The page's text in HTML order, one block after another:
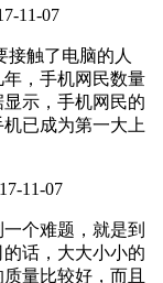
11-07
接触了电脑的人
，手机网民数量
示，手机网民的
已成为第一大上
11-07
个难题，就是到
话，大大小小的
量比较好，而且